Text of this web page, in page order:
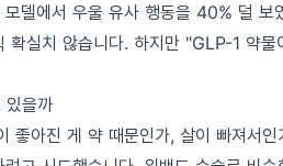
델에서 우울 유사 행동을 40% 덜 보
확실치 않습니다. 하지만 "GLP-1 약
있을까
좋아진 게 약 때문인가, 살이 빠져서인